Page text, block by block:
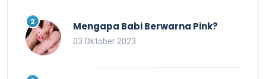
Mengapa Babi Berwarna Pink?
03 Oktober 2023